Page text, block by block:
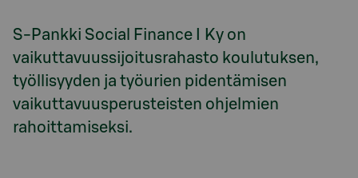
S-Pankki Social Finance I Ky on
vaikuttavuussijoitusrahasto koulutuksen,
työllisyyden ja työurien pidentämisen
vaikuttavuusperusteisten ohjelmien
rahoittamiseksi.